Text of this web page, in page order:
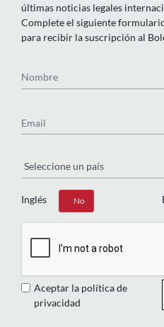
últimas noticias legales
Complete el siguiente
para recibir la suscripción al
Inglés
Sí No
Aceptar la política de
privacidad